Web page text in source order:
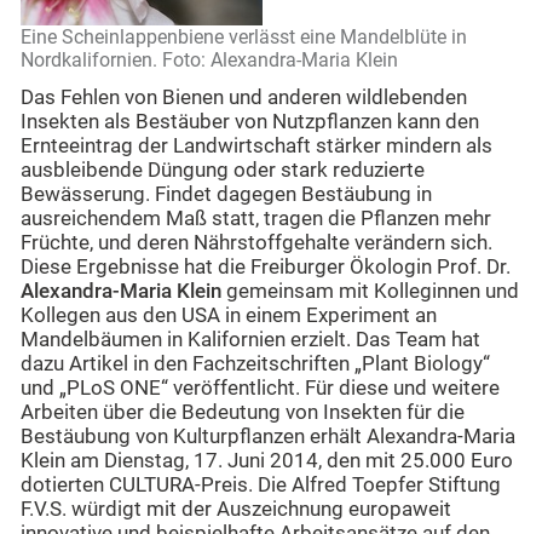
Eine Scheinlappenbiene verlässt eine Mandelblüte in
Nordkalifornien. Foto: Alexandra-Maria Klein
Das Fehlen von Bienen und anderen wildlebenden
Insekten als Bestäuber von Nutzpflanzen kann den
Ernteeintrag der Landwirtschaft stärker mindern als
ausbleibende Düngung oder stark reduzierte
Bewässerung. Findet dagegen Bestäubung in
ausreichendem Maß statt, tragen die Pflanzen mehr
Früchte, und deren Nährstoffgehalte verändern sich.
Diese Ergebnisse hat die Freiburger Ökologin Prof. Dr.
Alexandra-Maria Klein gemeinsam mit Kolleginnen und
Kollegen aus den USA in einem Experiment an
Mandelbäumen in Kalifornien erzielt. Das Team hat
dazu Artikel in den Fachzeitschriften „Plant Biology“
und „PLoS ONE“ veröffentlicht. Für diese und weitere
Arbeiten über die Bedeutung von Insekten für die
Bestäubung von Kulturpflanzen erhält Alexandra-Maria
Klein am Dienstag, 17. Juni 2014, den mit 25.000 Euro
dotierten CULTURA-Preis. Die Alfred Toepfer Stiftung
F.V.S. würdigt mit der Auszeichnung europaweit